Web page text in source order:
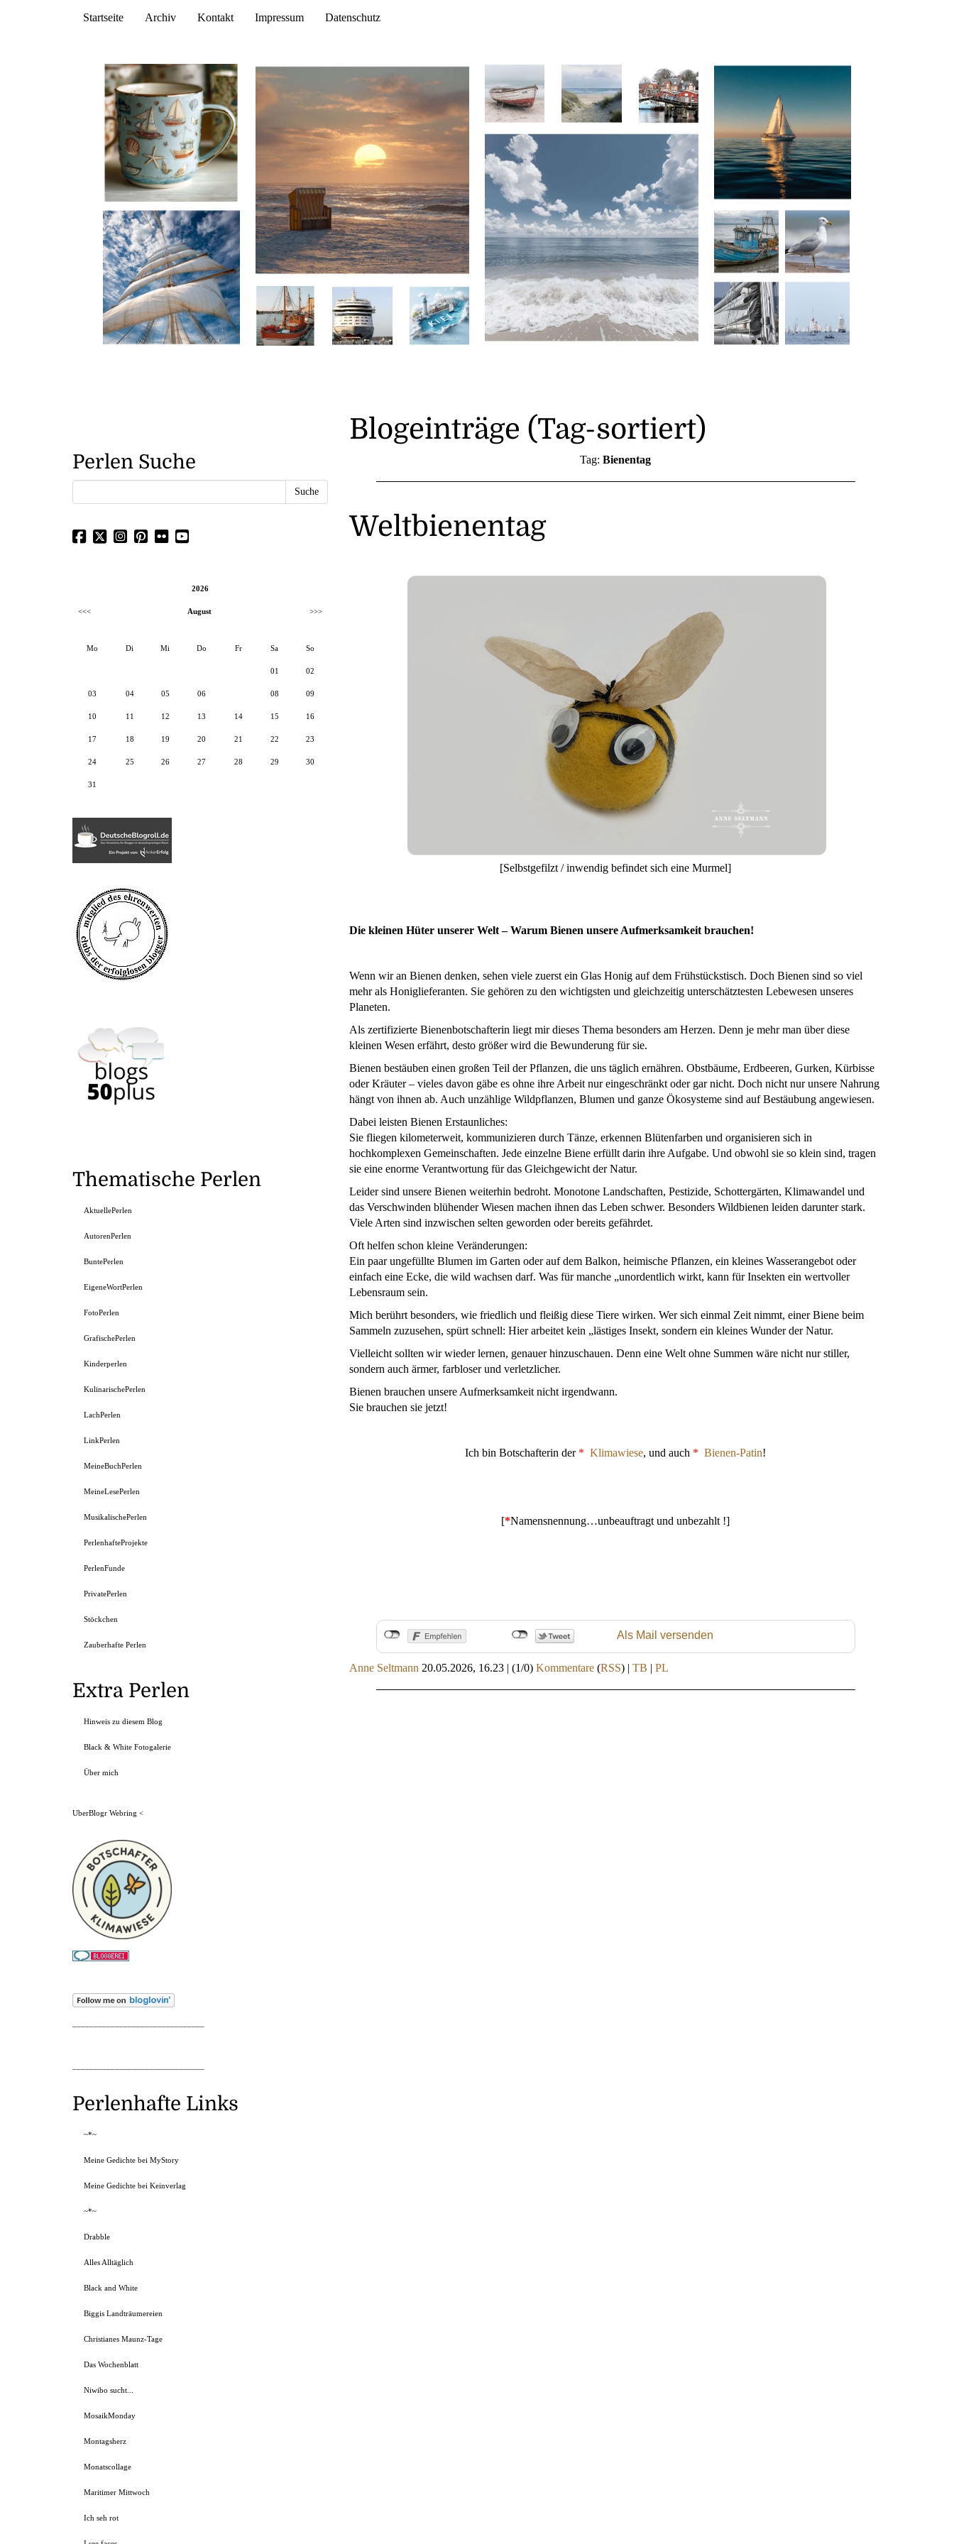
Startseite Archiv Kontakt Impressum Datenschutz
Blogeinträge (Tag-sortiert)
Tag: Bienentag
Weltbienentag
[Selbstgefilzt / inwendig befindet sich eine Murmel]
Die kleinen Hüter unserer Welt – Warum Bienen unsere Aufmerksamkeit brauchen!
Wenn wir an Bienen denken, sehen viele zuerst ein Glas Honig auf dem Frühstückstisch. Doch Bienen sind so viel
mehr als Honiglieferanten. Sie gehören zu den wichtigsten und gleichzeitig unterschätztesten Lebewesen unseres
Planeten.
Als zertifizierte Bienenbotschafterin liegt mir dieses Thema besonders am Herzen. Denn je mehr man über diese
kleinen Wesen erfährt, desto größer wird die Bewunderung für sie.
Bienen bestäuben einen großen Teil der Pflanzen, die uns täglich ernähren. Obstbäume, Erdbeeren, Gurken, Kürbisse
oder Kräuter – vieles davon gäbe es ohne ihre Arbeit nur eingeschränkt oder gar nicht. Doch nicht nur unsere Nahrung
hängt von ihnen ab. Auch unzählige Wildpflanzen, Blumen und ganze Ökosysteme sind auf Bestäubung angewiesen.
Dabei leisten Bienen Erstaunliches:
Sie fliegen kilometerweit, kommunizieren durch Tänze, erkennen Blütenfarben und organisieren sich in
hochkomplexen Gemeinschaften. Jede einzelne Biene erfüllt darin ihre Aufgabe. Und obwohl sie so klein sind, tragen
sie eine enorme Verantwortung für das Gleichgewicht der Natur.
Leider sind unsere Bienen weiterhin bedroht. Monotone Landschaften, Pestizide, Schottergärten, Klimawandel und
das Verschwinden blühender Wiesen machen ihnen das Leben schwer. Besonders Wildbienen leiden darunter stark.
Viele Arten sind inzwischen selten geworden oder bereits gefährdet.
Oft helfen schon kleine Veränderungen:
Ein paar ungefüllte Blumen im Garten oder auf dem Balkon, heimische Pflanzen, ein kleines Wasserangebot oder
einfach eine Ecke, die wild wachsen darf. Was für manche „unordentlich wirkt, kann für Insekten ein wertvoller
Lebensraum sein.
Mich berührt besonders, wie friedlich und fleißig diese Tiere wirken. Wer sich einmal Zeit nimmt, einer Biene beim
Sammeln zuzusehen, spürt schnell: Hier arbeitet kein „lästiges Insekt, sondern ein kleines Wunder der Natur.
Vielleicht sollten wir wieder lernen, genauer hinzuschauen. Denn eine Welt ohne Summen wäre nicht nur stiller,
sondern auch ärmer, farbloser und verletzlicher.
Bienen brauchen unsere Aufmerksamkeit nicht irgendwann.
Sie brauchen sie jetzt!
Ich bin Botschafterin der * Klimawiese, und auch * Bienen-Patin!
[*Namensnennung…unbeauftragt und unbezahlt !]
Als Mail versenden
Anne Seltmann 20.05.2026, 16.23 | (1/0) Kommentare (RSS) | TB | PL
Perlen Suche
2026
<<< August >>>
Mo Di Mi Do Fr Sa So
01 02
03 04 05 06 08 09
10 11 12 13 14 15 16
17 18 19 20 21 22 23
24 25 26 27 28 29 30
31
Thematische Perlen
AktuellePerlen
AutorenPerlen
BuntePerlen
EigeneWortPerlen
FotoPerlen
GrafischePerlen
Kinderperlen
KulinarischePerlen
LachPerlen
LinkPerlen
MeineBuchPerlen
MeineLesePerlen
MusikalischePerlen
PerlenhafteProjekte
PerlenFunde
PrivatePerlen
Stöckchen
Zauberhafte Perlen
Extra Perlen
Hinweis zu diesem Blog
Black & White Fotogalerie
Über mich
UberBlogr Webring <
Perlenhafte Links
~*~
Meine Gedichte bei MyStory
Meine Gedichte bei Keinverlag
~*~
Drabble
Alles Alltäglich
Black and White
Biggis Landträumereien
Christianes Maunz-Tage
Das Wochenblatt
Niwibo sucht...
MosaikMonday
Montagsherz
Monatscollage
Maritimer Mittwoch
Ich seh rot